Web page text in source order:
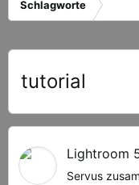
Schlagworte
tutorial
Lightroom
Servus